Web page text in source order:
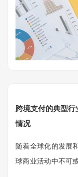
跨境支付的典型
情况
随着全球化的发展
球商业活动中不可